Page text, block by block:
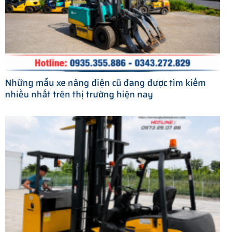
Những mẫu xe nâng điện cũ đang được tìm kiếm
nhiều nhất trên thị trường hiện nay